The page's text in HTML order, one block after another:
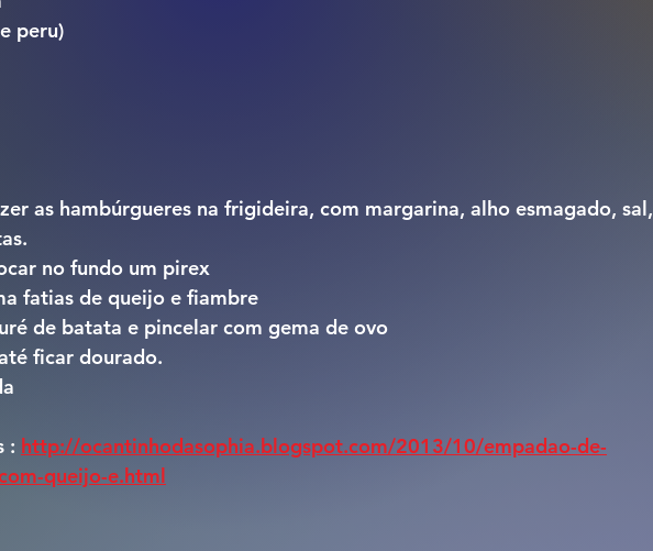
peru)
as hambúrgueres na frigideira, com margarina, alho esmagado, sal,
no fundo um pirex
fatias de queijo e fiambre
de batata e pincelar com gema de ovo
ficar dourado.
: http://ocantinhodasophia.blogspot.com/2013/10/empadao-de-
queijo-e.html